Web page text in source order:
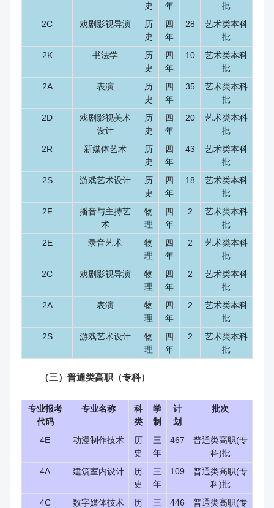
史
年
批
2C
戏剧影视导演
历
史
四
年
28
艺术类本科
批
2K
书法学
历
史
四
年
10
艺术类本科
批
2A
表演
历
史
四
年
35
艺术类本科
批
2D
戏剧影视美术
设计
历
史
四
年
20
艺术类本科
批
2R
新媒体艺术
历
史
四
年
43
艺术类本科
批
2S
游戏艺术设计
历
史
四
年
18
艺术类本科
批
2F
播音与主持艺
术
物
理
四
年
2
艺术类本科
批
2E
录音艺术
物
理
四
年
2
艺术类本科
批
2C
戏剧影视导演
物
理
四
年
2
艺术类本科
批
2A
表演
物
理
四
年
2
艺术类本科
批
2S
游戏艺术设计
物
理
四
年
2
艺术类本科
批
（三）普通类高职（专科）
专业报考
代码
专业名称
科
类
学
制
计
划
批次
4E 动漫制作技术
历
史
三
年
467
普通类高职(专
科)批
4A
建筑室内设计
历
史
三
年
109
普通类高职(专
科)批
4C
数字媒体技术
历
三
446
普通类高职(专